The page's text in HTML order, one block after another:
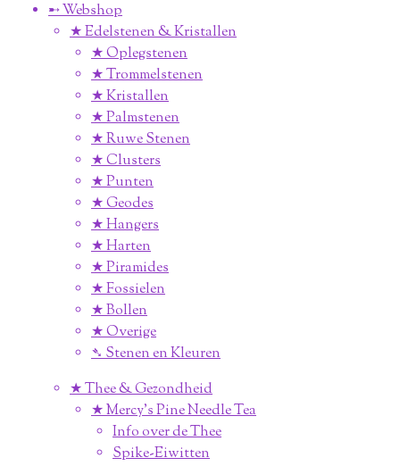
➸ Webshop
★ Edelstenen & Kristallen
★ Oplegstenen
★ Trommelstenen
★ Kristallen
★ Palmstenen
★ Ruwe Stenen
★ Clusters
★ Punten
★ Geodes
★ Hangers
★ Harten
★ Piramides
★ Fossielen
★ Bollen
★ Overige
➴ Stenen en Kleuren
★ Thee & Gezondheid
★ Mercy's Pine Needle Tea
Info over de Thee
Spike-Eiwitten